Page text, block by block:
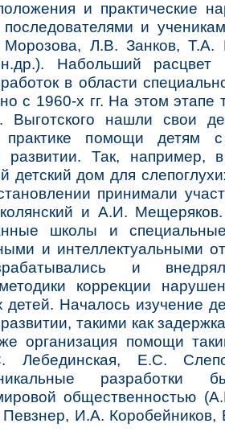
и практические
последователями и
Л.В. Занков, Т.А.
Набольший расцвет
в области
с 1960-х гг. На этом этапе
Выготского нашли свои
помощи детям
развитии. Так, например,
детский дом для
принимали
и А.И. Мещеряков.
школы и
и интеллектуальными
и
коррекции
Началось изучение
такими как
организация помощи
Лебединская, Е.С.
разработки
общественностью
И.А. Коробейников,